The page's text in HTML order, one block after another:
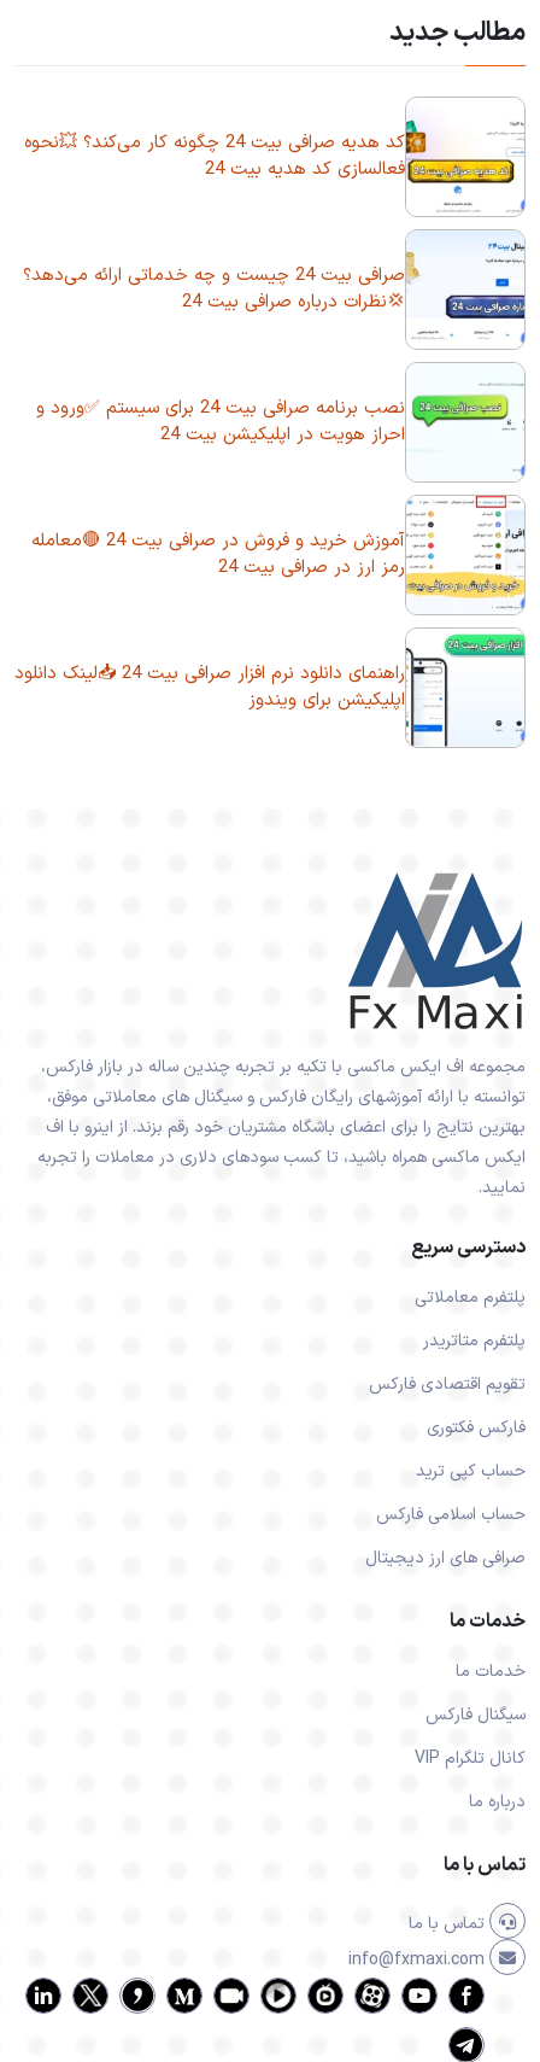
مطالب جدید
کد هدیه صرافی بیت 24 چگونه کار می‌کند؟ 💥نحوه
فعالسازی کد هدیه بیت 24
صرافی بیت 24 چیست و چه خدماتی ارائه می‌دهد؟
💢نظرات درباره صرافی بیت 24
نصب برنامه صرافی بیت 24 برای سیستم ✅ورود و
احراز هویت در اپلیکیشن بیت 24
آموزش خرید و فروش در صرافی بیت 24 🔴معامله
رمز ارز در صرافی بیت 24
راهنمای دانلود نرم افزار صرافی بیت 24 📥لینک دانلود
اپلیکیشن برای ویندوز
مجموعه اف ایکس ماکسی با تکیه بر تجربه چندین ساله در بازار فارکس،
توانسته با ارائه آموزشهای رایگان فارکس و سیگنال های معاملاتی موفق،
بهترین نتایج را برای اعضای باشگاه مشتریان خود رقم بزند. از اینرو با اف
ایکس ماکسی همراه باشید، تا کسب سودهای دلاری در معاملات را تجربه
نمایید.
دسترسی سریع
پلتفرم معاملاتی
پلتفرم متاتریدر
تقویم اقتصادی فارکس
فارکس فکتوری
حساب کپی ترید
حساب اسلامی فارکس
صرافی های ارز دیجیتال
خدمات ما
خدمات ما
سیگنال فارکس
کانال تلگرام VIP
درباره ما
تماس با ما
تماس با ما